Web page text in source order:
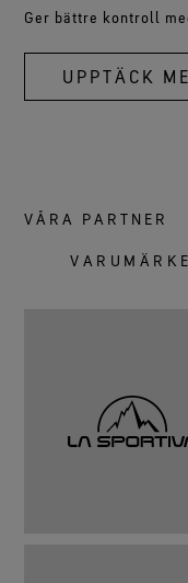
Ger bättre kontroll
UPPTÄCK
VÅRA PARTNER